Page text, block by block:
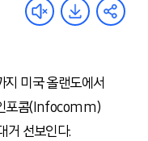
미국 올랜도에서
포콤(Infocomm)
거 선보인다.